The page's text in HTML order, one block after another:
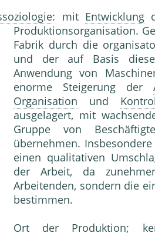
: mit Entwicklung
Produktionsorganisation.
Fabrik durch die
und der auf Basis
Anwendung von
enorme Steigerung der
Organisation und
ausgelagert, mit
Gruppe von
übernehmen.
einen qualitativen
der Arbeit, da
Arbeitenden, sondern die
bestimmen.
Ort der Produktion;